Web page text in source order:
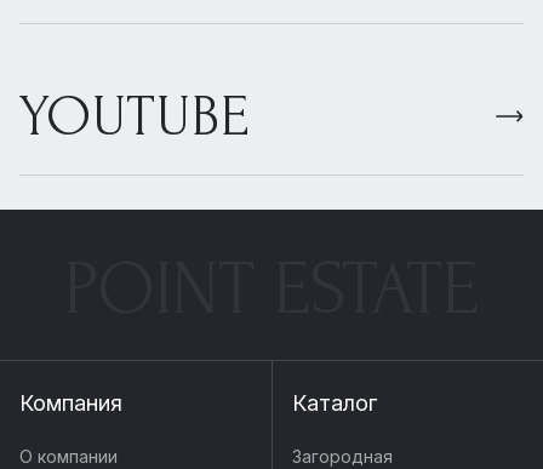
YOUTUBE
Компания
О компании
Каталог
Загородная